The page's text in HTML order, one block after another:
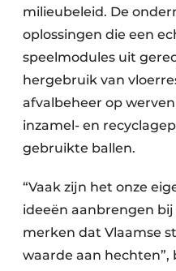
milieubeleid. De
oplossingen die een
speelmodules uit
hergebruik van
afvalbeheer op
inzamel- en
gebruikte ballen.
“Vaak zijn het onze
ideeën aanbrengen
merken dat Vlaamse
waarde aan